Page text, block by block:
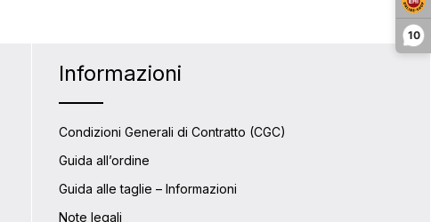
10
Informazioni
Condizioni Generali di Contratto (CGC)
Guida all’ordine
Guida alle taglie – Informazioni
Note legali